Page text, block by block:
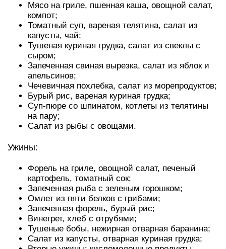
Мясо на гриле, пшенная каша, овощной салат,
компот;
Томатный суп, вареная телятина, салат из
капусты, чай;
Тушеная куриная грудка, салат из свеклы с
сыром;
Запеченная свиная вырезка, салат из яблок и
апельсинов;
Чечевичная похлебка, салат из морепродуктов;
Бурый рис, вареная куриная грудка;
Суп-пюре со шпинатом, котлеты из телятины
на пару;
Салат из рыбы с овощами.
Ужины:
Форель на гриле, овощной салат, печеный
картофель, томатный сок;
Запеченная рыба с зеленым горошком;
Омлет из пяти белков с грибами;
Запеченная форель, бурый рис;
Винегрет, хлеб с отрубями;
Тушеные бобы, нежирная отварная баранина;
Салат из капусты, отварная куриная грудка;